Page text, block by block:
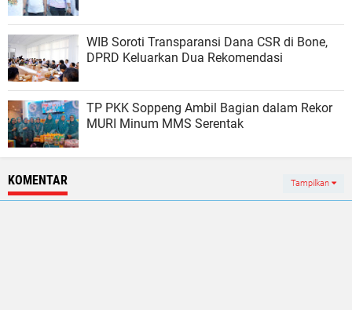
WIB Soroti Transparansi Dana CSR di Bone,
DPRD Keluarkan Dua Rekomendasi
TP PKK Soppeng Ambil Bagian dalam Rekor
MURI Minum MMS Serentak
KOMENTAR Tampilkan